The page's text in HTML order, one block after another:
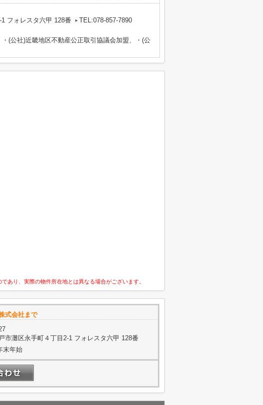
フォレスタ六甲 128番
TEL:078-857-7890
・(公社)近畿地区不動産公正取引協議会加盟、・(公
あり、実際の物件所在地とは異なる場合がございます。
式会社まで
市灘区永手町４丁目2-1 フォレスタ六甲 128番
末年始